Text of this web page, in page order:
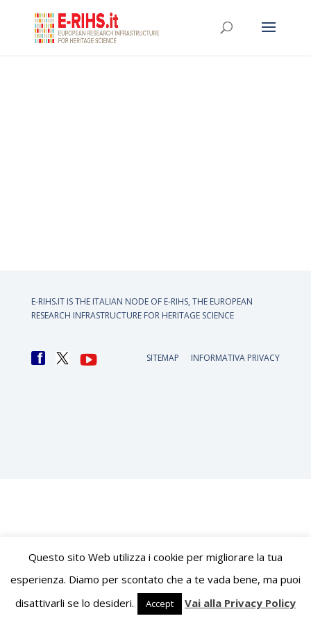
E-RIHS.IT IS THE ITALIAN NODE OF E-RIHS, THE EUROPEAN
RESEARCH INFRASTRUCTURE FOR HERITAGE SCIENCE
SITEMAP INFORMATIVA PRIVACY
Questo sito Web utilizza i cookie per migliorare la tua
esperienza. Diamo per scontato che a te vada bene, ma puoi
disattivarli se lo desideri.
Accept Vai alla Privacy Policy